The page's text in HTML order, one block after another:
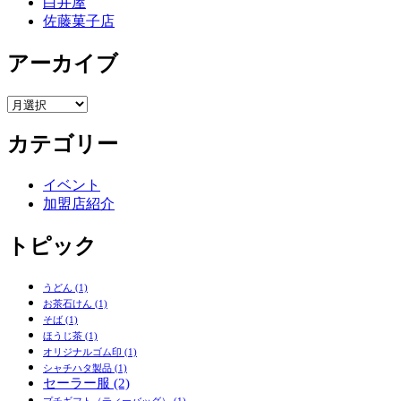
佐藤菓子店
アーカイブ
ア
カ
カテゴリー
イベント
加盟店紹介
トピック
うどん (1)
お茶石けん (1)
そば (1)
ほうじ茶 (1)
オリジナルゴム印 (1)
シャチハタ製品 (1)
セーラー服 (2)